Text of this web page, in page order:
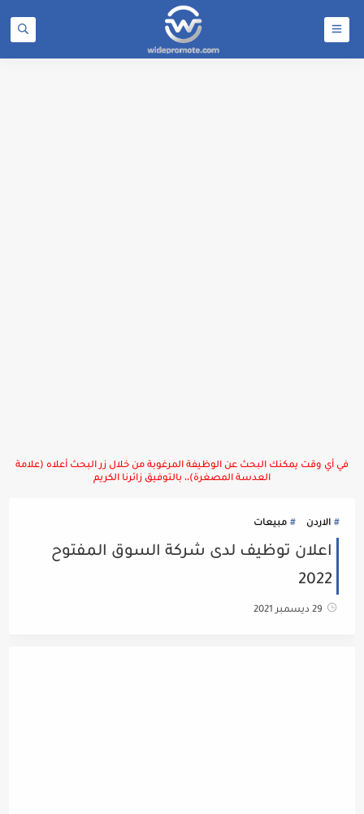
في أي وقت يمكنك البحث عن الوظيفة المرغوبة من خلال زر البحث أعلاه (علامة
العدسة المصغرة)،، بالتوفيق زائرنا الكريم
الاردن مبيعات
اعلان توظيف لدى شركة السوق المفتوح
2022
29 ديسمبر 2021